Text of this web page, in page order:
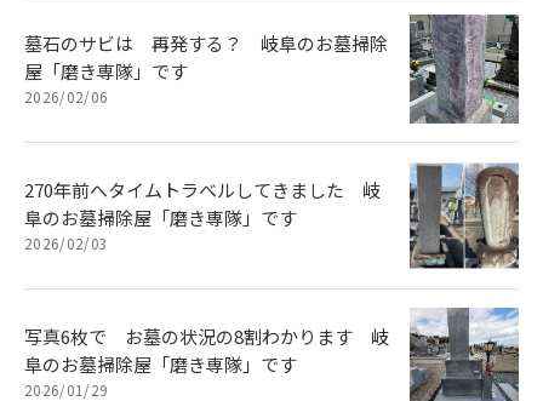
墓石のサビは 再発する？ 岐阜のお墓掃除
屋「磨き専隊」です
2026/02/06
270年前へタイムトラベルしてきました 岐
阜のお墓掃除屋「磨き専隊」です
2026/02/03
写真6枚で お墓の状況の8割わかります 岐
阜のお墓掃除屋「磨き専隊」です
2026/01/29